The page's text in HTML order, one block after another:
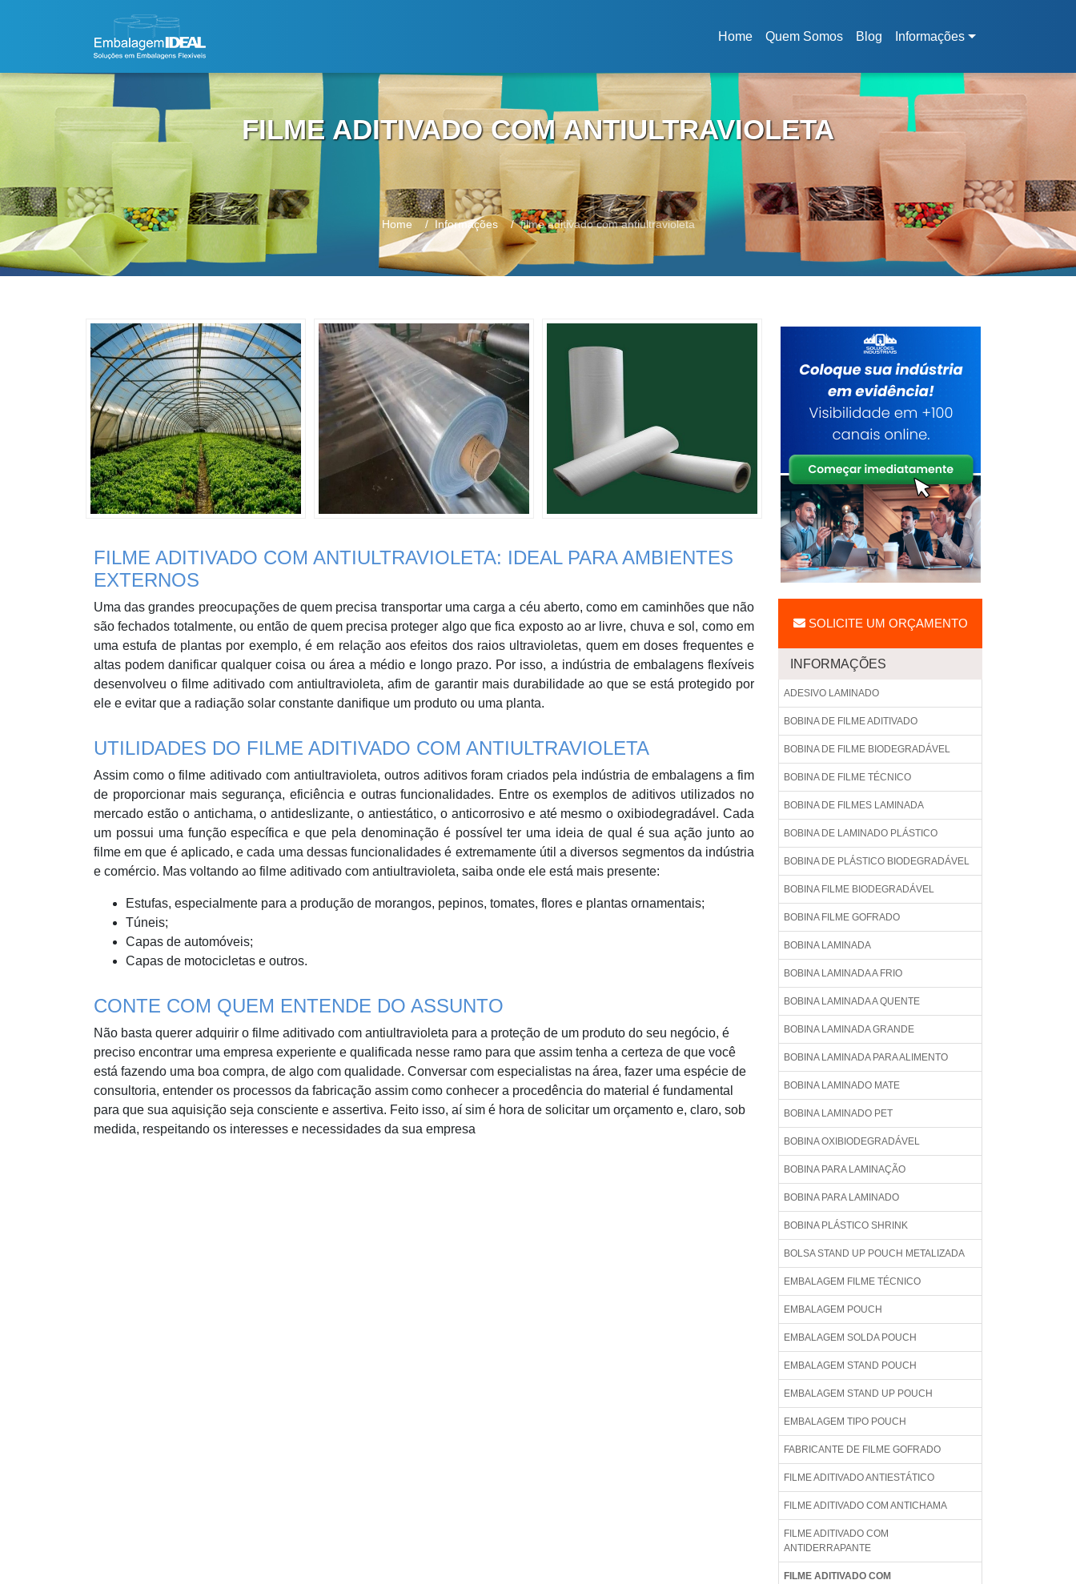
Home
(current)
Quem Somos Blog Informações
FILME ADITIVADO COM ANTIULTRAVIOLETA
Home Informações filme aditivado com antiultravioleta
FILME ADITIVADO COM ANTIULTRAVIOLETA: IDEAL PARA AMBIENTES
EXTERNOS
Uma das grandes preocupações de quem precisa transportar uma carga a céu aberto, como em caminhões que não
são fechados totalmente, ou então de quem precisa proteger algo que fica exposto ao ar livre, chuva e sol, como em
uma estufa de plantas por exemplo, é em relação aos efeitos dos raios ultravioletas, quem em doses frequentes e
altas podem danificar qualquer coisa ou área a médio e longo prazo. Por isso, a indústria de embalagens flexíveis
desenvolveu o filme aditivado com antiultravioleta, afim de garantir mais durabilidade ao que se está protegido por
ele e evitar que a radiação solar constante danifique um produto ou uma planta.
UTILIDADES DO FILME ADITIVADO COM ANTIULTRAVIOLETA
Assim como o filme aditivado com antiultravioleta, outros aditivos foram criados pela indústria de embalagens a fim
de proporcionar mais segurança, eficiência e outras funcionalidades. Entre os exemplos de aditivos utilizados no
mercado estão o antichama, o antideslizante, o antiestático, o anticorrosivo e até mesmo o oxibiodegradável. Cada
um possui uma função específica e que pela denominação é possível ter uma ideia de qual é sua ação junto ao
filme em que é aplicado, e cada uma dessas funcionalidades é extremamente útil a diversos segmentos da indústria
e comércio. Mas voltando ao filme aditivado com antiultravioleta, saiba onde ele está mais presente:
Estufas, especialmente para a produção de morangos, pepinos, tomates, flores e plantas ornamentais;
Túneis;
Capas de automóveis;
Capas de motocicletas e outros.
CONTE COM QUEM ENTENDE DO ASSUNTO
Não basta querer adquirir o filme aditivado com antiultravioleta para a proteção de um produto do seu negócio, é
preciso encontrar uma empresa experiente e qualificada nesse ramo para que assim tenha a certeza de que você
está fazendo uma boa compra, de algo com qualidade. Conversar com especialistas na área, fazer uma espécie de
consultoria, entender os processos da fabricação assim como conhecer a procedência do material é fundamental
para que sua aquisição seja consciente e assertiva. Feito isso, aí sim é hora de solicitar um orçamento e, claro, sob
medida, respeitando os interesses e necessidades da sua empresa
SOLICITE UM ORÇAMENTO
INFORMAÇÕES
ADESIVO LAMINADO
BOBINA DE FILME ADITIVADO
BOBINA DE FILME BIODEGRADÁVEL
BOBINA DE FILME TÉCNICO
BOBINA DE FILMES LAMINADA
BOBINA DE LAMINADO PLÁSTICO
BOBINA DE PLÁSTICO BIODEGRADÁVEL
BOBINA FILME BIODEGRADÁVEL
BOBINA FILME GOFRADO
BOBINA LAMINADA
BOBINA LAMINADA A FRIO
BOBINA LAMINADA A QUENTE
BOBINA LAMINADA GRANDE
BOBINA LAMINADA PARA ALIMENTO
BOBINA LAMINADO MATE
BOBINA LAMINADO PET
BOBINA OXIBIODEGRADÁVEL
BOBINA PARA LAMINAÇÃO
BOBINA PARA LAMINADO
BOBINA PLÁSTICO SHRINK
BOLSA STAND UP POUCH METALIZADA
EMBALAGEM FILME TÉCNICO
EMBALAGEM POUCH
EMBALAGEM SOLDA POUCH
EMBALAGEM STAND POUCH
EMBALAGEM STAND UP POUCH
EMBALAGEM TIPO POUCH
FABRICANTE DE FILME GOFRADO
FILME ADITIVADO ANTIESTÁTICO
FILME ADITIVADO COM ANTICHAMA
FILME ADITIVADO COM
ANTIDERRAPANTE
FILME ADITIVADO COM